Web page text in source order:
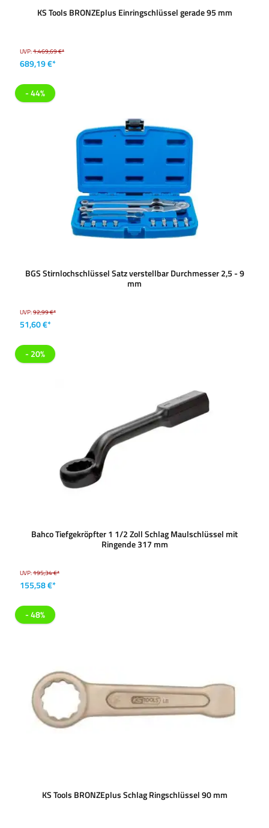
KS Tools BRONZEplus Einringschlüssel gerade 95 mm
UVP:1.469,69 €*
689,19 €*
- 44%
BGS Stirnlochschlüssel Satz verstellbar Durchmesser 2,5 - 9
mm
UVP:92,99 €*
51,60 €*
- 20%
Bahco Tiefgekröpfter 1 1/2 Zoll Schlag Maulschlüssel mit
Ringende 317 mm
UVP:195,34 €*
155,58 €*
- 48%
KS Tools BRONZEplus Schlag Ringschlüssel 90 mm